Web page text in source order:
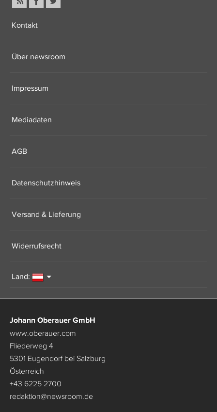
Kontakt
Über newsroom
Impressum
Mediadaten
AGB
Datenschutzhinweis
Versand & Lieferung
Widerrufsrecht
Land:
Johann Oberauer GmbH
www.oberauer.com
Fliederweg 4
5301 Eugendorf bei Salzburg
Österreich
+43 6225 2700
redaktion@newsroom.de